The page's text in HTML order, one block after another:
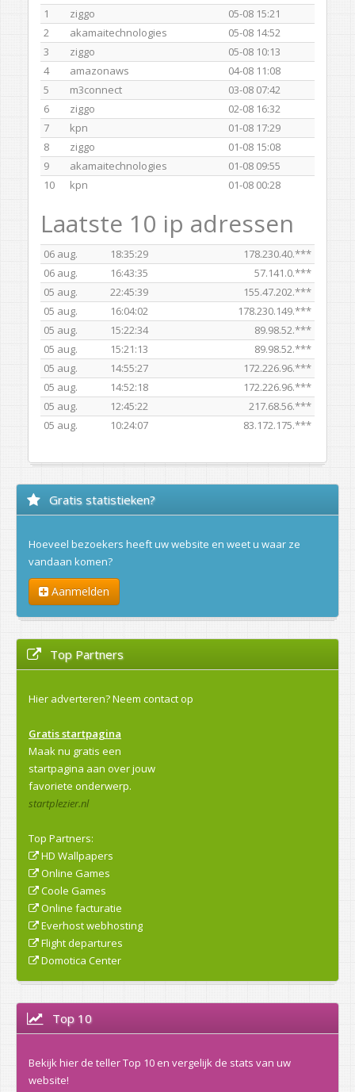
1 ziggo
05-08 15:21
2
akamaitechnologies
05-08 14:52
3
ziggo
05-08 10:13
4
amazonaws
04-08 11:08
5
m3connect
03-08 07:42
6
ziggo
02-08 16:32
7
kpn
01-08 17:29
8
ziggo
01-08 15:08
9
akamaitechnologies
01-08 09:55
10
kpn 01-08 00:28
Laatste 10 ip adressen
06 aug. 18:35:29
178.230.40.***
06 aug.
16:43:35
57.141.0.***
05 aug.
22:45:39
155.47.202.***
05 aug.
16:04:02
178.230.149.***
05 aug.
15:22:34
89.98.52.***
05 aug.
15:21:13
89.98.52.***
05 aug.
14:55:27
172.226.96.***
05 aug.
14:52:18
172.226.96.***
05 aug.
12:45:22
217.68.56.***
05 aug.
10:24:07 83.172.175.***
Gratis statistieken?
Hoeveel bezoekers heeft uw website en weet u waar ze
vandaan komen?
Aanmelden
Top Partners
Hier adverteren?Neem contact op
Gratis startpagina
Maak nu gratis een
startpagina aan over jouw
favoriete onderwerp.
startplezier.nl
Top Partners:
HD Wallpapers
Online Games
Coole Games
Online facturatie
Everhost webhosting
Flight departures
Domotica Center
Top 10
Bekijk hier de teller Top 10 en vergelijk de stats van uw
website!